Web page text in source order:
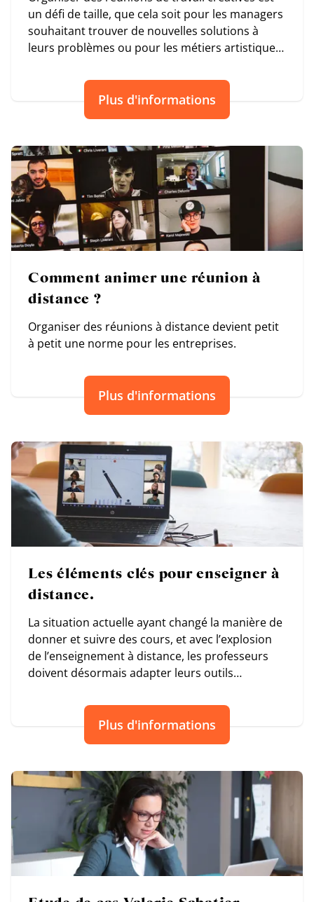
un défi de taille, que cela soit pour les managers
souhaitant trouver de nouvelles solutions à
leurs problèmes ou pour les métiers artistiques
Plus d'informations
Comment animer une réunion à
distance ?
Organiser des réunions à distance devient petit
à petit une norme pour les entreprises.
Plus d'informations
Les éléments clés pour enseigner à
distance.
La situation actuelle ayant changé la manière de
donner et suivre des cours, et avec l’explosion
de l’enseignement à distance, les professeurs
doivent désormais adapter leurs outils
Plus d'informations